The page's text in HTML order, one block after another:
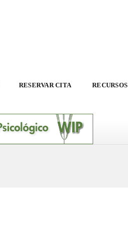
RESERVAR CITA RECURSOS